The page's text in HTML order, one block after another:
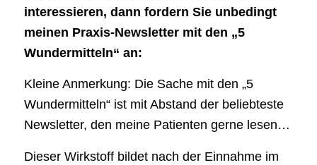
interessieren, dann fordern Sie unbedingt
meinen Praxis-Newsletter mit den „5
Wundermitteln“ an:
Kleine Anmerkung: Die Sache mit den „5
Wundermitteln“ ist mit Abstand der beliebteste
Newsletter, den meine Patienten gerne lesen…
Dieser Wirkstoff bildet nach der Einnahme im